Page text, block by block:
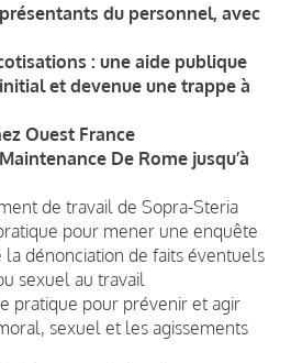
du personnel, avec
: une aide publique
et devenue une trappe à
Ouest France
De Rome jusqu’à
de travail de Sopra-Steria
pour mener une enquête
dénonciation de faits éventuels
sexuel au travail
pratique pour prévenir et agir
sexuel et les agissements